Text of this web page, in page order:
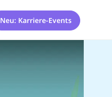
Neu: Karriere-Events